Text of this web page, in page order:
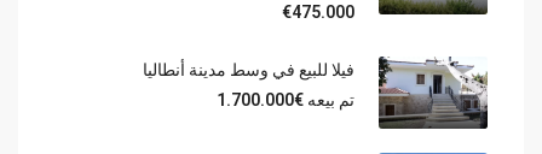
€475.000
فيلا للبيع في وسط مدينة أنطاليا
تم بيعه €1.700.000